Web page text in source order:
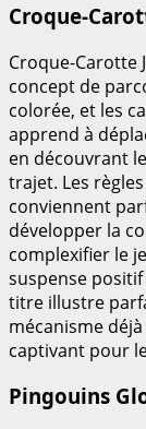
Croque-
Croque-Carotte
concept de
colorée, et les
apprend à
en découvrant
trajet. Les
conviennent
développer la
complexifier le
suspense
titre illustre
mécanisme
captivant pour
Pingouins